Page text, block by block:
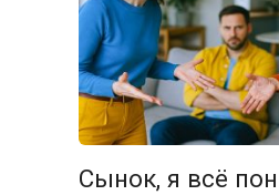
Сынок, я всё